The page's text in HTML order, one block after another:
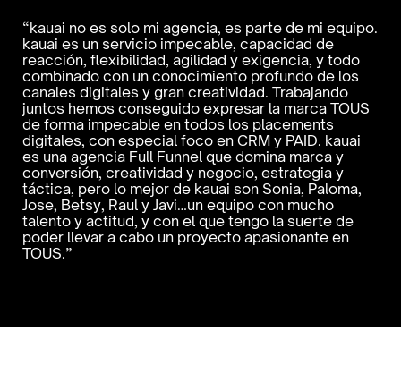
“kauai no es solo mi agencia, es parte de mi equipo.
kauai es un servicio impecable, capacidad de
reacción, flexibilidad, agilidad y exigencia, y todo
combinado con un conocimiento profundo de los
canales digitales y gran creatividad. Trabajando
juntos hemos conseguido expresar la marca TOUS
de forma impecable en todos los placements
digitales, con especial foco en CRM y PAID. kauai
es una agencia Full Funnel que domina marca y
conversión, creatividad y negocio, estrategia y
táctica, pero lo mejor de kauai son Sonia, Paloma,
Jose, Betsy, Raul y Javi…un equipo con mucho
talento y actitud, y con el que tengo la suerte de
poder llevar a cabo un proyecto apasionante en
TOUS.”